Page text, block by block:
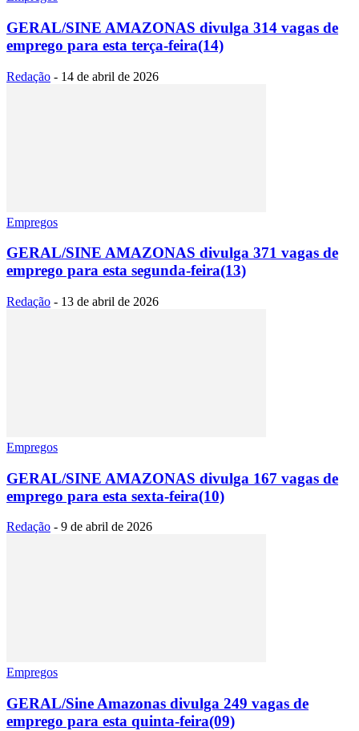
GERAL/SINE AMAZONAS divulga 314 vagas de
emprego para esta terça-feira(14)
Redação - 14 de abril de 2026
Empregos
GERAL/SINE AMAZONAS divulga 371 vagas de
emprego para esta segunda-feira(13)
Redação - 13 de abril de 2026
Empregos
GERAL/SINE AMAZONAS divulga 167 vagas de
emprego para esta sexta-feira(10)
Redação - 9 de abril de 2026
Empregos
GERAL/Sine Amazonas divulga 249 vagas de
emprego para esta quinta-feira(09)